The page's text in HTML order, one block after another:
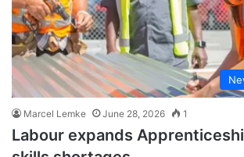
Marcel Lemke June 28, 2026 1
Labour expands